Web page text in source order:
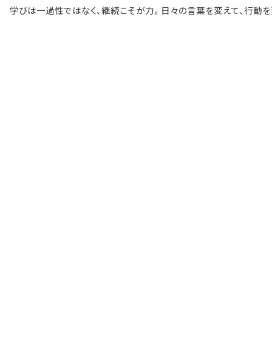
学びは一過性ではなく、継続こそが力。日々の言葉を変えて、行動